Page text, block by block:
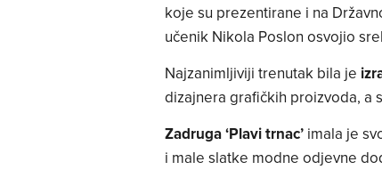
koje su prezentirane i na
učenik Nikola Poslon osvojio
️Najzanimljiviji trenutak bila je
dizajnera grafičkih proizvoda, a
Zadruga ‘Plavi trnac’imala je
i male slatke modne odjevne